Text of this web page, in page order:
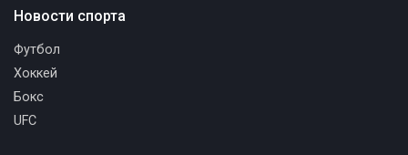
Новости спорта
Футбол
Хоккей
Бокс
UFC